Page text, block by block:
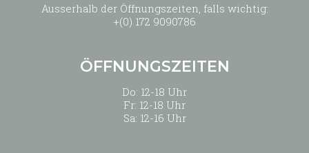
Ausserhalb der Öffnungszeiten, falls wichtig:
+(0) 172 9090786
ÖFFNUNGSZEITEN
Do: 12-18 Uhr
Fr: 12-18 Uhr
Sa: 12-16 Uhr